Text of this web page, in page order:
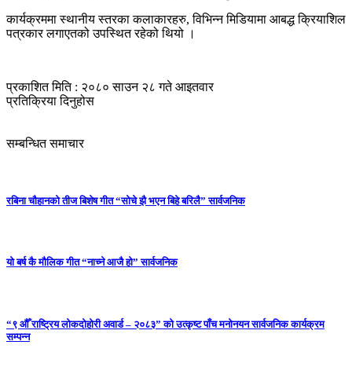
कार्यक्रममा स्थानीय स्तरका कलाकारहरु, विभिन्न मिडियामा आबद्ध क्रियाशिल
पत्रकार लगाएतको उपस्थित रहेको थियो ।
प्रकाशित मिति : २०८० साउन २८ गते आइतवार
प्रतिक्रिया दिनुहोस
सम्बन्धित समाचार
रबिना चौहानको तीज बिशेष गीत “सोचे झै भएन बिहे बरिलै” सार्वजनिक
यो बर्ष कै मौलिक गीत “नाच्ने आजै हो” सार्वजनिक
“९ औँ राष्ट्रिय लोकदोहोरी अवार्ड – २०८३” को उत्कृष्ट पाँच मनोनयन सार्वजनिक कार्यक्रम
सम्पन्न